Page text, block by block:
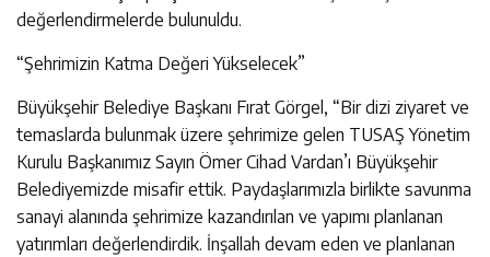
değerlendirmelerde bulunuldu.
“Şehrimizin Katma Değeri Yükselecek”
Büyükşehir Belediye Başkanı Fırat Görgel, “Bir dizi ziyaret ve
temaslarda bulunmak üzere şehrimize gelen TUSAŞ Yönetim
Kurulu Başkanımız Sayın Ömer Cihad Vardan’ı Büyükşehir
Belediyemizde misafir ettik. Paydaşlarımızla birlikte savunma
sanayi alanında şehrimize kazandırılan ve yapımı planlanan
yatırımları değerlendirdik. İnşallah devam eden ve planlanan